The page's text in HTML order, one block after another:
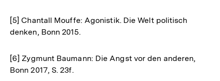
[5] Chantall Mouffe: Agonistik. Die Welt politisch
denken, Bonn 2015.
[6] Zygmunt Baumann: Die Angst vor den anderen,
Bonn 2017, S. 23f.